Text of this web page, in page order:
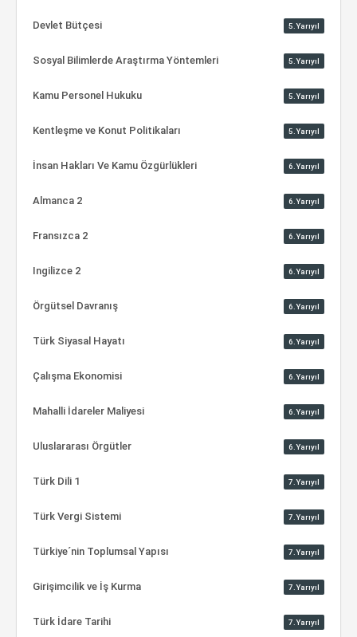
Devlet Bütçesi 5.Yarıyıl
Sosyal Bilimlerde Araştırma Yöntemleri 5.Yarıyıl
Kamu Personel Hukuku 5.Yarıyıl
Kentleşme ve Konut Politikaları 5.Yarıyıl
İnsan Hakları Ve Kamu Özgürlükleri 6.Yarıyıl
Almanca 2 6.Yarıyıl
Fransızca 2 6.Yarıyıl
Ingilizce 2 6.Yarıyıl
Örgütsel Davranış 6.Yarıyıl
Türk Siyasal Hayatı 6.Yarıyıl
Çalışma Ekonomisi 6.Yarıyıl
Mahalli İdareler Maliyesi 6.Yarıyıl
Uluslararası Örgütler 6.Yarıyıl
Türk Dili 1 7.Yarıyıl
Türk Vergi Sistemi 7.Yarıyıl
Türkiye´nin Toplumsal Yapısı 7.Yarıyıl
Girişimcilik ve İş Kurma 7.Yarıyıl
Türk İdare Tarihi 7.Yarıyıl